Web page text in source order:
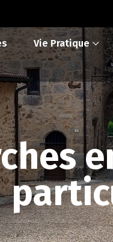
Vie Pratique